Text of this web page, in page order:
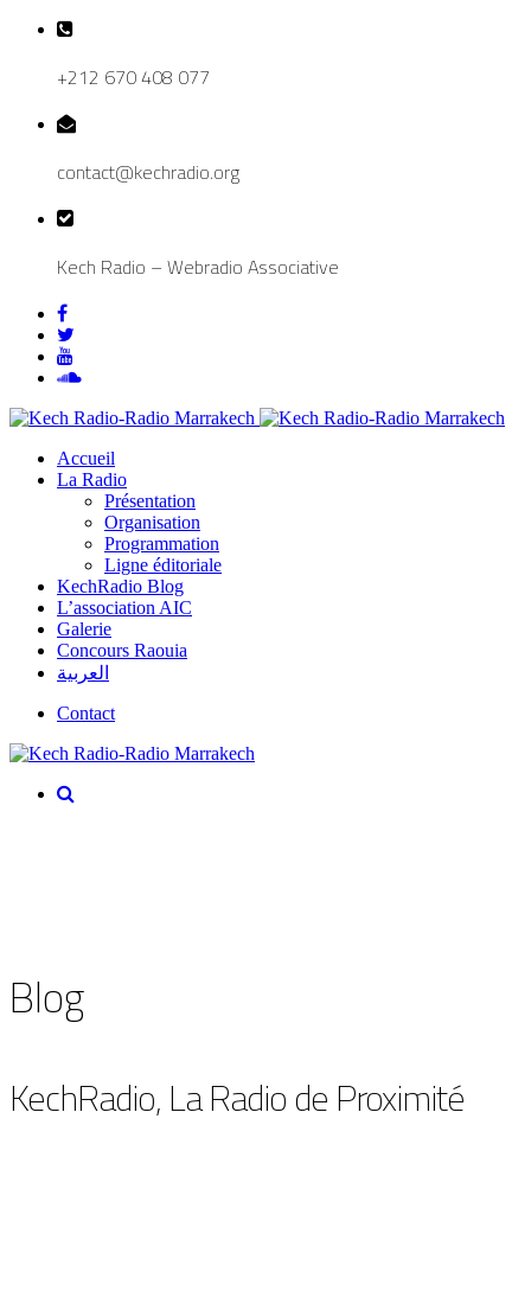
+212 670 408 077
contact@kechradio.org
Kech Radio – Webradio Associative
Accueil
La Radio
Présentation
Organisation
Programmation
Ligne éditoriale
KechRadio Blog
L’association AIC
Galerie
Concours Raouia
العربية
Contact
Blog
KechRadio, La Radio de Proximité